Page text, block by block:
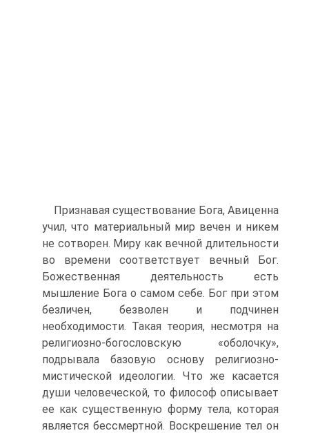
Признавая существование Бога, Авиценна
учил, что мате­риальный мир вечен и никем
не сотворен. Миру как вечной длительности
во времени соответствует вечный Бог.
Божест­венная деятельность есть
мышление Бога о самом себе. Бог при этом
безличен, безволен и подчинен
необходимости. Такая тео­рия, несмотря на
религиозно-богословскую «оболочку»,
подры­вала базовую основу религиозно-
мистической идеологии. Что же касается
души человеческой, то философ описывает
ее как существенную форму тела, которая
является бессмертной. Вос­крешение тел он